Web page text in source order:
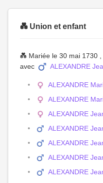
💑 Union et enfant
💑 Mariée le 30 mai 1730
avec
ALEXANDRE
ALEXANDRE
ALEXANDRE
ALEXANDRE
ALEXANDRE
ALEXANDRE
ALEXANDRE
ALEXANDRE